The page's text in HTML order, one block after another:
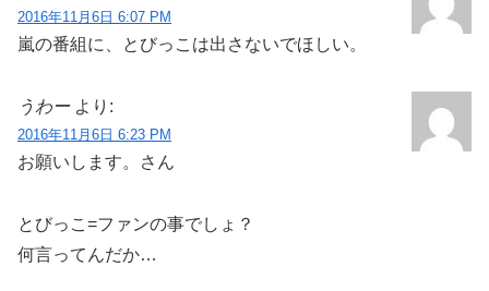
2016年11月6日 6:07 PM
嵐の番組に、とびっこは出さないでほしい。
うわー より:
2016年11月6日 6:23 PM
お願いします。さん
とびっこ=ファンの事でしょ？
何言ってんだか…